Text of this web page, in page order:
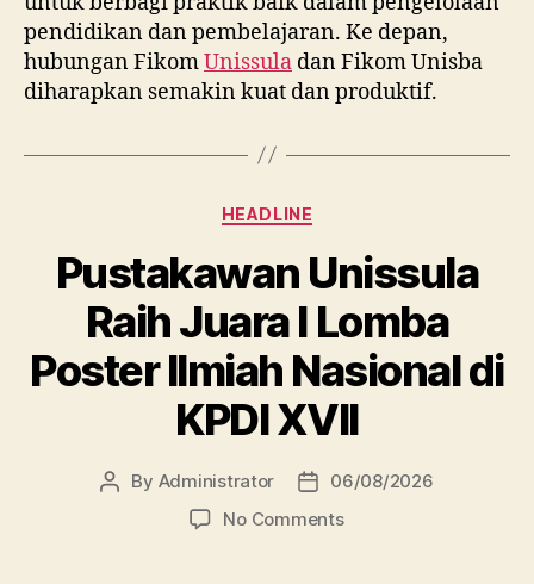
pendidikan dan pembelajaran. Ke depan,
hubungan FikomUnissula dan Fikom Unisba
diharapkan semakin kuat dan produktif.
Categories
HEADLINE
Pustakawan Unissula
Raih Juara I Lomba
Poster Ilmiah Nasional di
KPDI XVII
Post
By Administrator
Post
date
06/08/2026
No Commentson